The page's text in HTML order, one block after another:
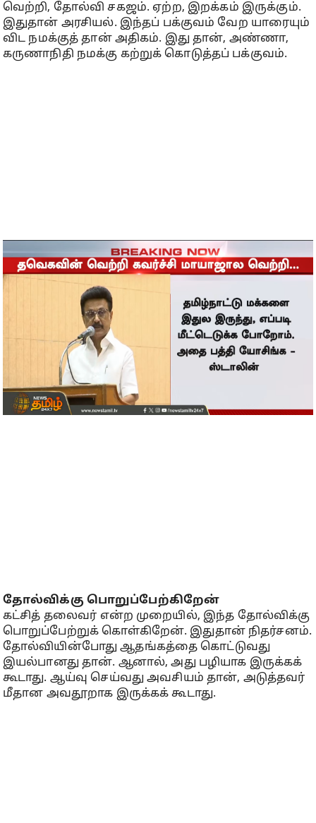
வெற்றி, தோல்வி சகஜம். ஏற்ற, இறக்கம் இருக்கும்.
இதுதான் அரசியல். இந்தப் பக்குவம் வேற யாரையும்
விட நமக்குத் தான் அதிகம். இது தான், அண்ணா,
கருணாநிதி நமக்கு கற்றுக் கொடுத்தப் பக்குவம்.
தோல்விக்கு பொறுப்பேற்கிறேன்
கட்சித் தலைவர் என்ற முறையில், இந்த தோல்விக்கு
பொறுப்பேற்றுக் கொள்கிறேன். இதுதான் நிதர்சனம்.
தோல்வியின்போது ஆதங்கத்தை கொட்டுவது
இயல்பானது தான். ஆனால், அது பழியாக இருக்கக்
கூடாது. ஆய்வு செய்வது அவசியம் தான், அடுத்தவர்
மீதான அவதூறாக இருக்கக் கூடாது.